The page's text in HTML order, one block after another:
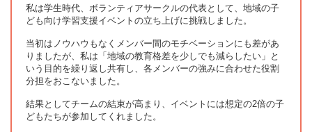
私は学生時代、ボランティアサークルの代表として、地域の子
ども向け学習支援イベントの立ち上げに挑戦しました。
当初はノウハウもなくメンバー間のモチベーションにも差があ
りましたが、私は「地域の教育格差を少しでも減らしたい」と
いう目的を繰り返し共有し、各メンバーの強みに合わせた役割
分担をおこないました。
結果としてチームの結束が高まり、イベントには想定の2倍の子
どもたちが参加してくれました。